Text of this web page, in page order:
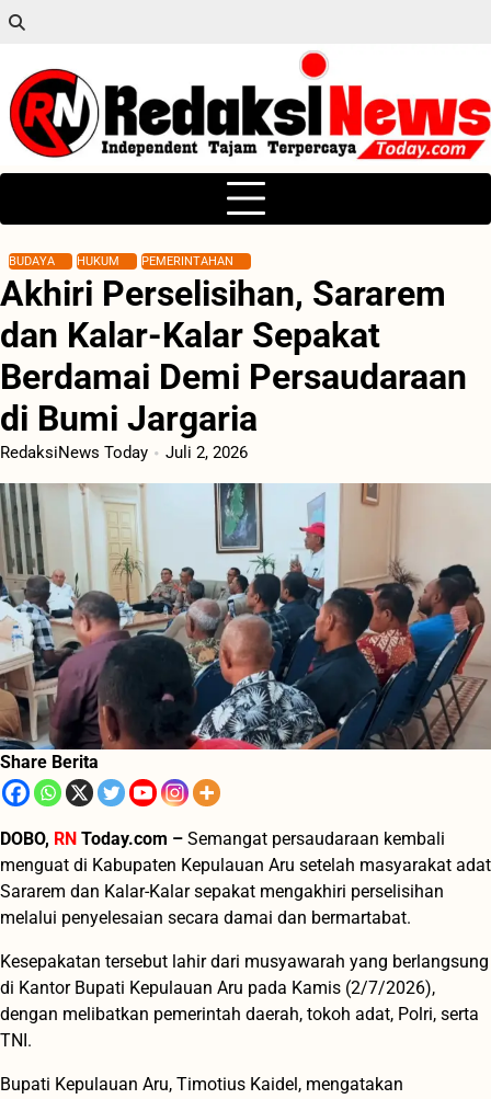
Skip
content
BUDAYA HUKUM PEMERINTAHAN
Akhiri Perselisihan, Sararem
dan Kalar-Kalar Sepakat
Berdamai Demi Persaudaraan
di Bumi Jargaria
RedaksiNews Today Juli 2, 2026
Share Berita
DOBO, RN Today.com – Semangat persaudaraan kembali
menguat di Kabupaten Kepulauan Aru setelah masyarakat adat
Sararem dan Kalar-Kalar sepakat mengakhiri perselisihan
melalui penyelesaian secara damai dan bermartabat.
Kesepakatan tersebut lahir dari musyawarah yang berlangsung
di Kantor Bupati Kepulauan Aru pada Kamis (2/7/2026),
dengan melibatkan pemerintah daerah, tokoh adat, Polri, serta
TNI.
Bupati Kepulauan Aru, Timotius Kaidel, mengatakan